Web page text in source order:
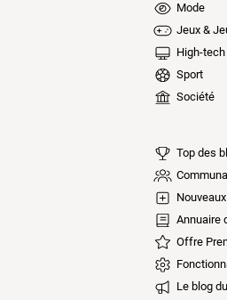
Mode
Jeux &
High-tech
Sport
Société
Top des
Annuaire
Offre
Le blog